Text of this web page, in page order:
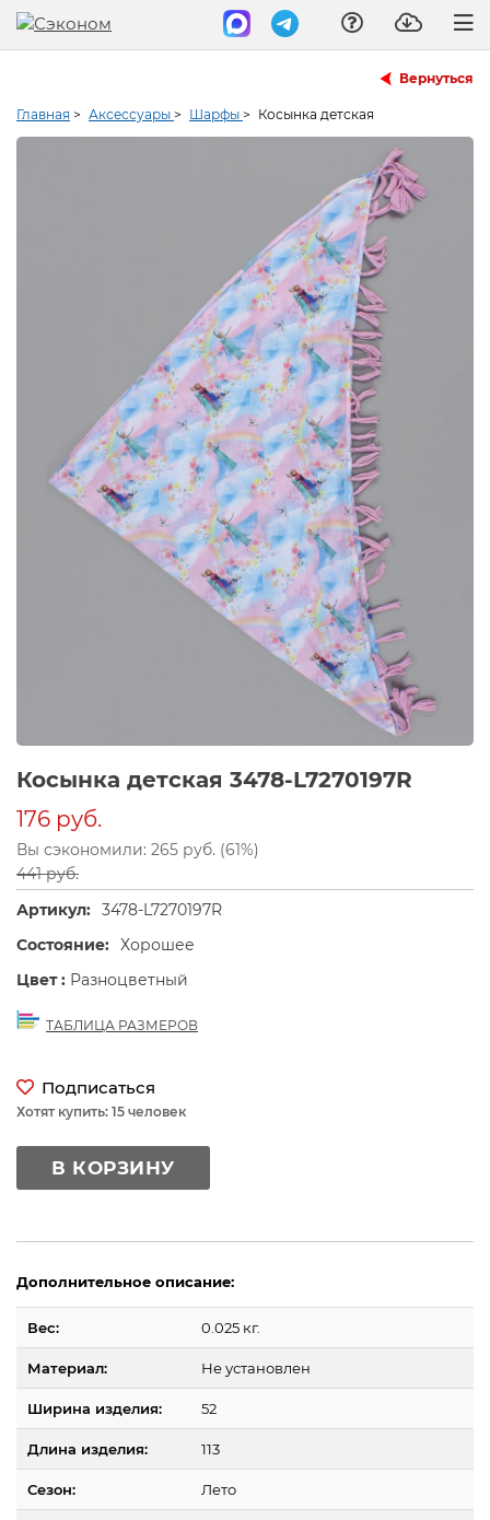
Вернуться
Главная > Аксессуары > Шарфы > Косынка детская
Косынка детская 3478-L7270197R
176 руб.
Вы сэкономили: 265 руб. (61%)
441 руб.
Артикул: 3478-L7270197R
Состояние: Хорошее
Цвет : Разноцветный
ТАБЛИЦА РАЗМЕРОВ
Подписаться
Хотят купить: 15 человек
В КОРЗИНУ
Дополнительное описание:
Вес: 0.025 кг.
Материал: Не установлен
Ширина изделия: 52
Длина изделия: 113
Сезон: Лето